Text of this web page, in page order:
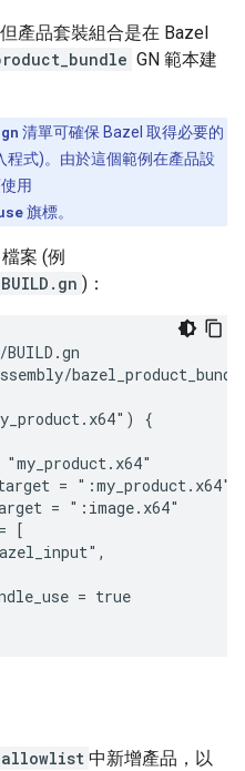
產品套裝組合是在 Bazel
GN 範本建
清單可確保 Bazel 取得必要的
程式)。由於這個範例在產品設
用
旗標。
檔案 (例
)：
{
= ":my_product.x64"
= ":image.x64"
[
= true
中新增產品，以